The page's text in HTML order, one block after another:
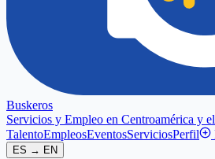
Buskeros
Servicios y Empleo en Centroamérica y
TalentoEmpleosEventosServiciosPerfil
ES → EN